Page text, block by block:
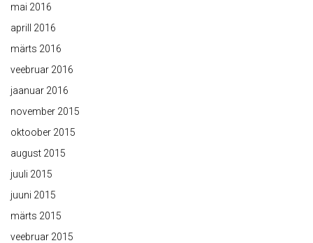
mai 2016
aprill 2016
märts 2016
veebruar 2016
jaanuar 2016
november 2015
oktoober 2015
august 2015
juuli 2015
juuni 2015
märts 2015
veebruar 2015